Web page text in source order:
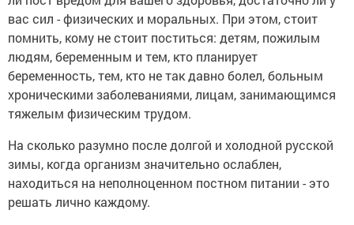
вас сил - физических и моральных. При этом, стоит
помнить, кому не стоит поститься: детям, пожилым
людям, беременным и тем, кто планирует
беременность, тем, кто не так давно болел, больным
хроническими заболеваниями, лицам, занимающимся
тяжелым физическим трудом.
На сколько разумно после долгой и холодной русской
зимы, когда организм значительно ослаблен,
находиться на неполноценном постном питании - это
решать лично каждому.